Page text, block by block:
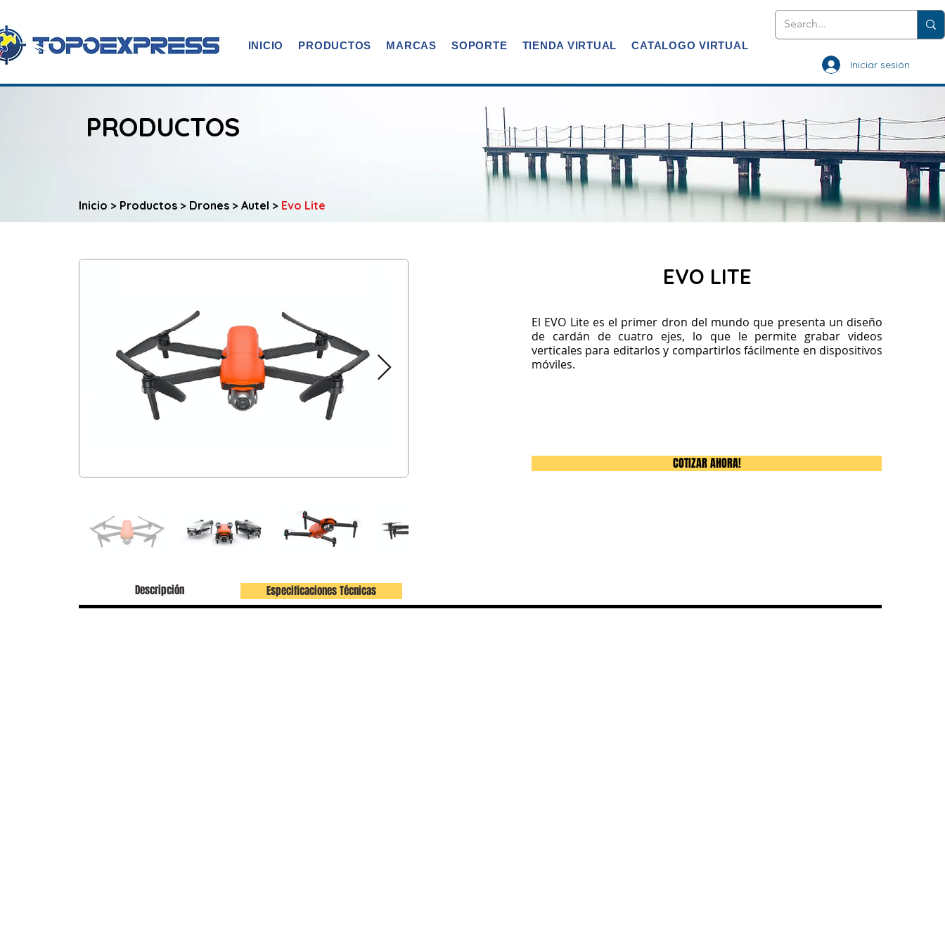
INICIO PRODUCTOS MARCAS SOPORTE TIENDA VIRTUAL CATALOGO VIRTUAL
Iniciar sesión
PRODUCTOS
Inicio > Productos > Drones > Autel > Evo Lite
Descripción Especificaciones Técnicas
EVO LITE
El EVO Lite es el primer dron del mundo que presenta un diseño
de cardán de cuatro ejes, lo que le permite grabar videos
verticales para editarlos y compartirlos fácilmente en dispositivos
móviles.
COTIZAR AHORA!